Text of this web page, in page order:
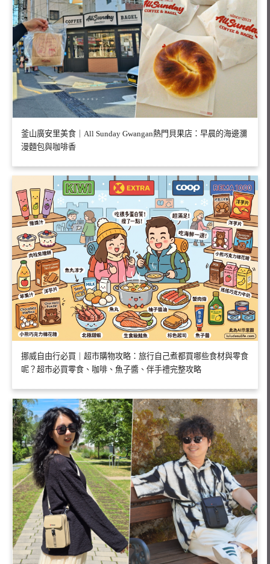
釜山廣安里美食｜All Sunday Gwangan熱門貝果店：早晨的海邊瀰
漫麵包與咖啡香
挪威自由行必買｜超市購物攻略：旅行自己煮都買哪些食材與零食
呢？超市必買零食、咖啡、魚子醬、伴手禮完整攻略